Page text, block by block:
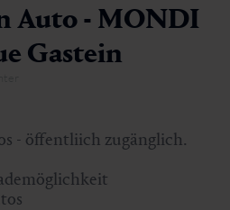
Auto - MONDI
Gastein
- öffentliich zugänglich.